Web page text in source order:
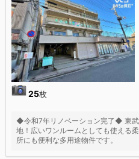
25枚
◆令和7年リノベーション完了◆ 東
地！広いワンルームとしても使える
所にも便利な多用途物件です。